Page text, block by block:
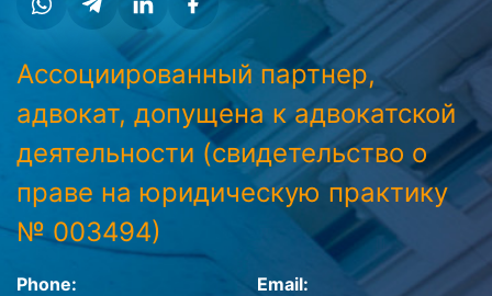
Ассоциированный партнер,
адвокат, допущена к адвокатской
деятельности (свидетельство о
праве на юридическую практику
№ 003494)
Phone: Email: